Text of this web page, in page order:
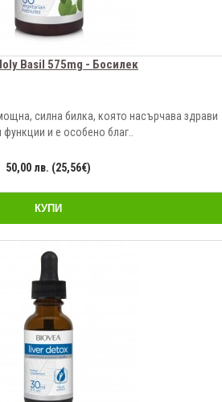
Basil 575mg - Босилек
силна билка, която насърчава здрави
функции и е особено благ..
50,00 лв. (25,56€)
КУПИ